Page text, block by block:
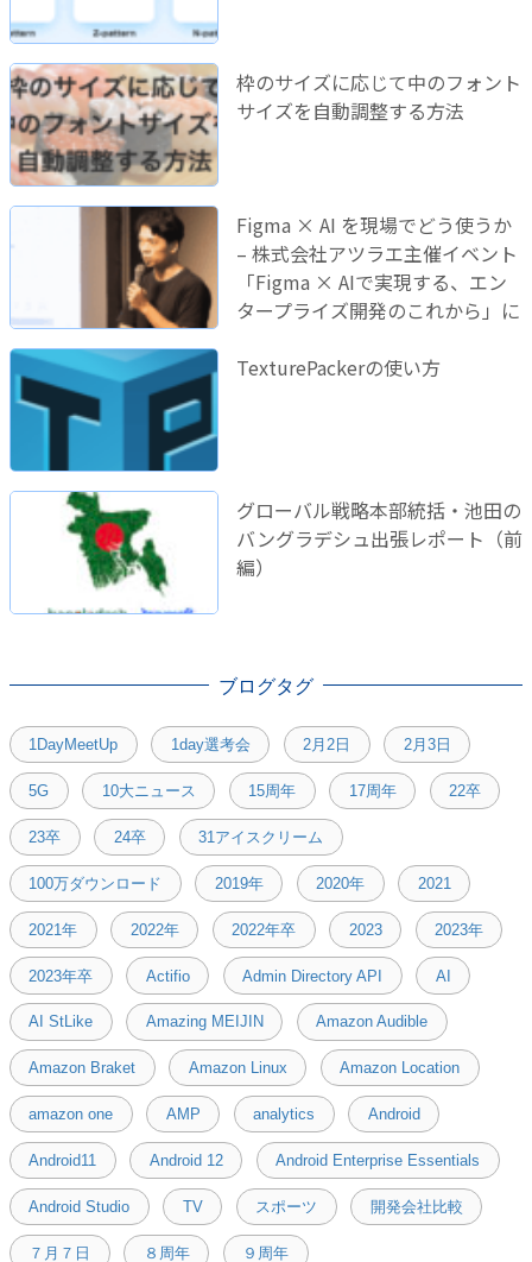
枠のサイズに応じて中のフォント
サイズを自動調整する方法
Figma × AI を現場でどう使うか
– 株式会社アツラエ主催イベント
「Figma × AIで実現する、エン
タープライズ開発のこれから」に
TexturePackerの使い方
グローバル戦略本部統括・池田の
バングラデシュ出張レポート（前
編）
ブログタグ
1DayMeetUp 1day選考会 2月2日 2月3日
5G 10大ニュース 15周年 17周年 22卒
23卒 24卒 31アイスクリーム
100万ダウンロード 2019年 2020年 2021
2021年 2022年 2022年卒 2023 2023年
2023年卒 Actifio Admin Directory API AI
AI StLike Amazing MEIJIN Amazon Audible
Amazon Braket Amazon Linux Amazon Location
amazon one AMP analytics Android
Android11 Android 12 Android Enterprise Essentials
Android Studio TV スポーツ 開発会社比較
７月７日 ８周年 ９周年